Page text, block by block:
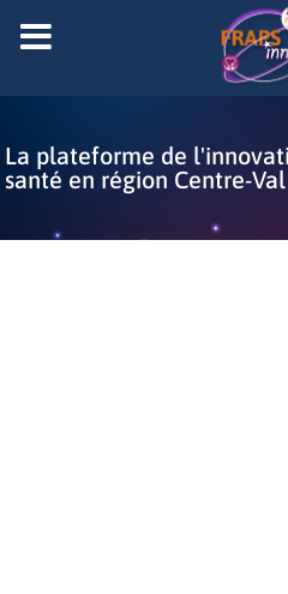
La plateforme de
santé en région Centre-